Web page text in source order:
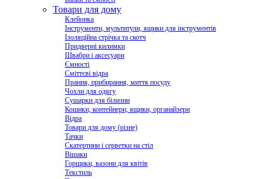
Товари для дому
Клейонка
Інструменти, мультитули, ящики для інструментів
Ізоляційна стрічка та скотч
Придверні килимки
Швабри і аксесуари
Ємності
Сміттєві відра
Прання, прибирання, миття посуду
Чохли для одягу
Сушарки для білизни
Кошики, контейнери, ящики, органайзери
Відра
Товари для дому (різне)
Тачки
Скатертини і серветки на стіл
Вішаки
Горщики, вазони для квітів
Текстиль